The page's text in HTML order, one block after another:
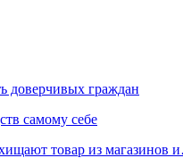
доверчивых граждан
самому себе
товар из магазинов